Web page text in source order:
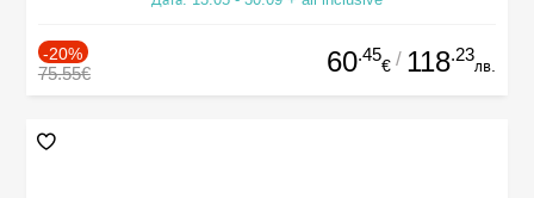
-20%
75.55€ 60.45
€ / 118.23
лв.